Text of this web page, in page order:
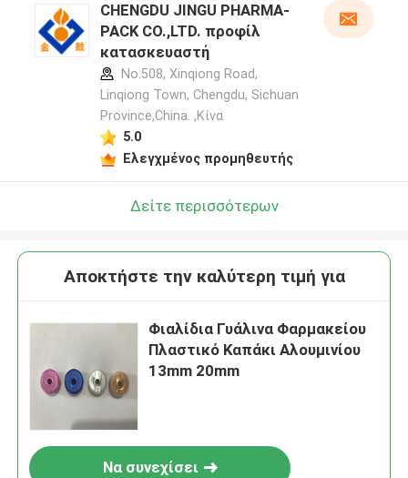
CHENGDU JINGU PHARMA-
PACK CO.,LTD. προφίλ
κατασκευαστή
No.508, Xinqiong Road,
Linqiong Town, Chengdu, Sichuan
Province,China. ,Κίνα
5.0
Ελεγχμένος προμηθευτής
Δείτε περισσότερων
Αποκτήστε την καλύτερη τιμή για
Φιαλίδια Γυάλινα Φαρμακείου
Πλαστικό Καπάκι Αλουμινίου
13mm 20mm
Να συνεχίσει